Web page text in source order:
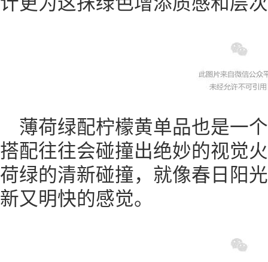
薄荷绿配柠檬黄单品也是一
搭配往往会碰撞出绝妙的视觉
荷绿的清新碰撞，就像春日阳
新又明快的感觉。